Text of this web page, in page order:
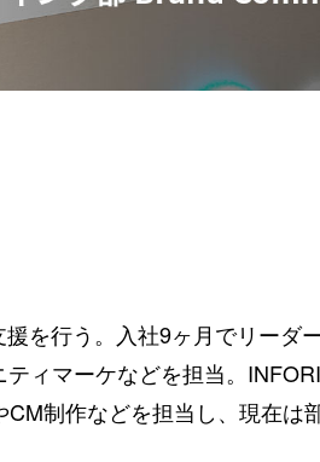
を行う。入社9ヶ月でリーダ
ィマーケなどを担当。
制作などを担当し、現在は